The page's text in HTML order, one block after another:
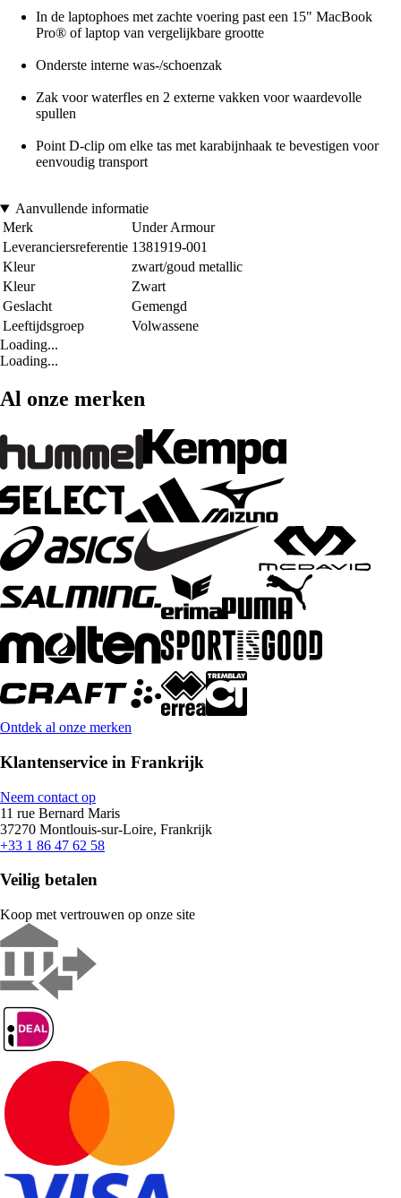
In de laptophoes met zachte voering past een 15" MacBook
Pro® of laptop van vergelijkbare grootte
Onderste interne was-/schoenzak
Zak voor waterfles en 2 externe vakken voor waardevolle
spullen
Point D-clip om elke tas met karabijnhaak te bevestigen voor
eenvoudig transport
Aanvullende informatie
Merk
Under Armour
Leveranciersreferentie 1381919-001
Kleur
zwart/goud metallic
Kleur
Zwart
Geslacht
Gemengd
Leeftijdsgroep
Volwassene
Loading...
Loading...
Al onze merken
Ontdek al onze merken
Klantenservice in Frankrijk
Neem contact op
11 rue Bernard Maris
37270 Montlouis-sur-Loire, Frankrijk
+33 1 86 47 62 58
Veilig betalen
Koop met vertrouwen op onze site